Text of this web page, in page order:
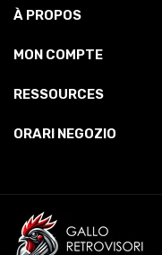
À PROPOS
MON COMPTE
RESSOURCES
ORARI NEGOZIO